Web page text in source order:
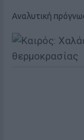
Αναλυτική